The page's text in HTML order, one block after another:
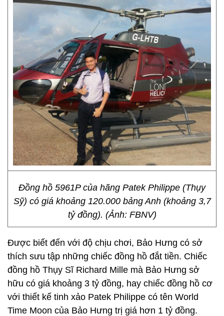
Đồng hồ 5961P của hãng Patek Philippe (Thụy
Sỹ) có giá khoảng 120.000 bảng Anh (khoảng 3,7
tỷ đồng). (Ảnh: FBNV)
Được biết đến với độ chịu chơi, Bảo Hưng có sở
thích sưu tập những chiếc đồng hồ đắt tiền. Chiếc
đồng hồ Thụy Sĩ Richard Mille mà Bảo Hưng sở
hữu có giá khoảng 3 tỷ đồng, hay chiếc đồng hồ cơ
với thiết kế tinh xảo Patek Philippe có tên World
Time Moon của Bảo Hưng trị giá hơn 1 tỷ đồng.